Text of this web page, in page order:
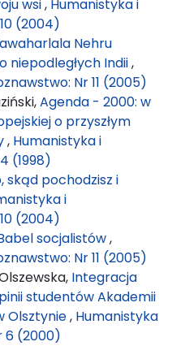
wsi, Humanistyka i
(2004)
Nehru
niepodległych Indii,
Nr 11 (2005)
Agenda - 2000: w
o przyszłym
, Humanistyka i
(1998)
skąd pochodzisz i
i
(2004)
socjalistów,
Nr 11 (2005)
Integracja
studentów Akademii
Olsztynie, Humanistyka
6 (2000)